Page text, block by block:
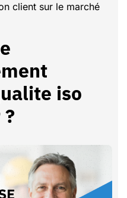
client sur le marché
iso